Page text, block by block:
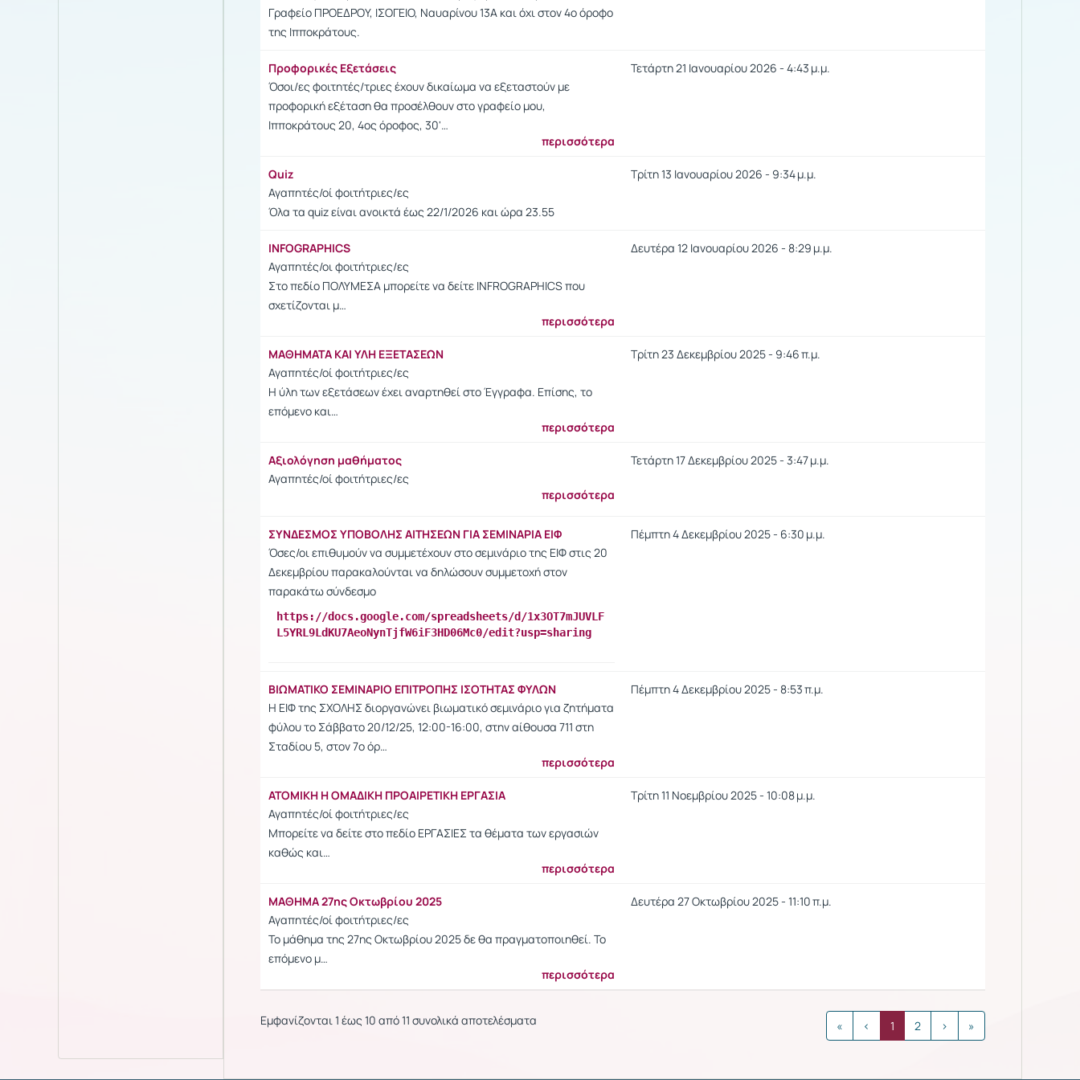
Γραφείο ΠΡΟΕΔΡΟΥ, ΙΣΟΓΕΙΟ, Ναυαρίνου 13Α και όχι στον 4ο όροφο
της Ιπποκράτους.
Προφορικές Εξετάσεις
Όσοι/ες φοιτητές/τριες έχουν δικαίωμα να εξεταστούν με
προφορική εξέταση θα προσέλθουν στο γραφείο μου,
Ιπποκράτους 20, 4ος όροφος, 30'…
περισσότερα
Τετάρτη 21 Ιανουαρίου 2026 - 4:43 μ.μ.
Quiz
Αγαπητές/οί φοιτήτριες/ες
Όλα τα quiz είναι ανοικτά έως 22/1/2026 και ώρα 23.55
Τρίτη 13 Ιανουαρίου 2026 - 9:34 μ.μ.
INFOGRAPHICS
Αγαπητές/οι φοιτήτριες/ες
Στο πεδίο ΠΟΛΥΜΕΣΑ μπορείτε να δείτε INFROGRAPHICS που
σχετίζονται μ…
περισσότερα
Δευτέρα 12 Ιανουαρίου 2026 - 8:29 μ.μ.
ΜΑΘΗΜΑΤΑ ΚΑΙ ΥΛΗ ΕΞΕΤΑΣΕΩΝ
Αγαπητές/οί φοιτήτριες/ες
Η ύλη των εξετάσεων έχει αναρτηθεί στο Έγγραφα. Επίσης, το
επόμενο και…
περισσότερα
Τρίτη 23 Δεκεμβρίου 2025 - 9:46 π.μ.
Αξιολόγηση μαθήματος
Αγαπητές/οί φοιτήτριες/ες
περισσότερα
Τετάρτη 17 Δεκεμβρίου 2025 - 3:47 μ.μ.
ΣΥΝΔΕΣΜΟΣ ΥΠΟΒΟΛΗΣ ΑΙΤΗΣΕΩΝ ΓΙΑ ΣΕΜΙΝΑΡΙΑ ΕΙΦ
Όσες/οι επιθυμούν να συμμετέχουν στο σεμινάριο της ΕΙΦ στις 20
Δεκεμβρίου παρακαλούνται να δηλώσουν συμμετοχή στον
παρακάτω σύνδεσμο
https://docs.google.com/spreadsheets/d/1x3OT7mJUVLF
L5YRL9LdKU7AeoNynTjfW6iF3HD06Mc0/edit?usp=sharing
Πέμπτη 4 Δεκεμβρίου 2025 - 6:30 μ.μ.
ΒΙΩΜΑΤΙΚΟ ΣΕΜΙΝΑΡΙΟ ΕΠΙΤΡΟΠΗΣ ΙΣΟΤΗΤΑΣ ΦΥΛΩΝ
Η ΕΙΦ της ΣΧΟΛΗΣ διοργανώνει βιωματικό σεμινάριο για ζητήματα
φύλου το Σάββατο 20/12/25, 12:00-16:00, στην αίθουσα 711 στη
Σταδίου 5, στον 7ο όρ…
περισσότερα
Πέμπτη 4 Δεκεμβρίου 2025 - 8:53 π.μ.
ΑΤΟΜΙΚΗ Η ΟΜΑΔΙΚΗ ΠΡΟΑΙΡΕΤΙΚΗ ΕΡΓΑΣΙΑ
Αγαπητές/οί φοιτήτριες/ες
Μπορείτε να δείτε στο πεδίο ΕΡΓΑΣΙΕΣ τα θέματα των εργασιών
καθώς και…
περισσότερα
Τρίτη 11 Νοεμβρίου 2025 - 10:08 μ.μ.
ΜΑΘΗΜΑ 27ης Οκτωβρίου 2025
Αγαπητές/οί φοιτήτριες/ες
Το μάθημα της 27ης Οκτωβρίου 2025 δε θα πραγματοποιηθεί. Το
επόμενο μ…
περισσότερα
Δευτέρα 27 Οκτωβρίου 2025 - 11:10 π.μ.
Εμφανίζονται 1 έως 10 από 11 συνολικά αποτελέσματα « ‹ 1 2 › »